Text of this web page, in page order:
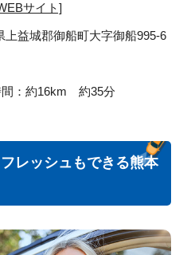
サイト]
上益城郡御船町大字御船995-6
間：約16km 約35分
レッシュもできる熊本